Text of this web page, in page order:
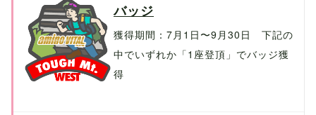
バッジ
獲得期間：7月1日〜9月30日 下記の
中でいずれか「1座登頂」でバッジ獲
得